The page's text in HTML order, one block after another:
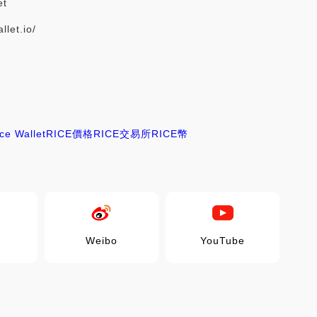
WalletRICE價格RICE交易所RICE幣
Weibo YouTube